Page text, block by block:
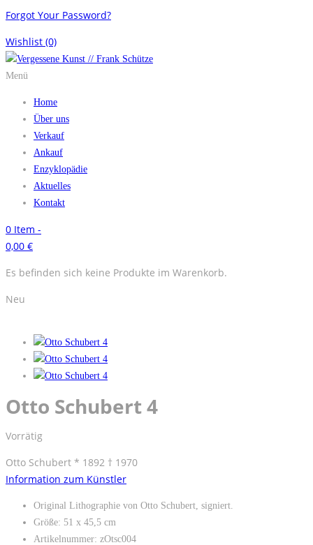
Forgot Your Password?
Wishlist (0)
Menü
Home
Über uns
Verkauf
Ankauf
Enzyklopädie
Aktuelles
Kontakt
0 Item -
0,00 €
Es befinden sich keine Produkte im Warenkorb.
Neu
Otto Schubert 4
Vorrätig
Otto Schubert * 1892 † 1970
Information zum Künstler
Original Lithographie von Otto Schubert, signiert.
Größe: 51 x 45,5 cm
Artikelnummer: zOtsc004